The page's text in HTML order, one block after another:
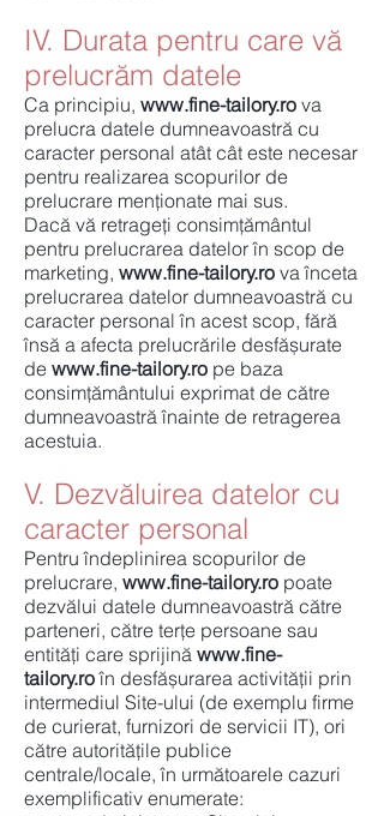
IV. Durata pentru care vă
prelucrăm datele
Ca principiu, www.fine-tailory.ro va
prelucra datele dumneavoastră cu
caracter personal atât cât este necesar
pentru realizarea scopurilor de
prelucrare menționate mai sus.
Dacă vă retrageți consimțământul
pentru prelucrarea datelor în scop de
marketing, www.fine-tailory.ro va înceta
prelucrarea datelor dumneavoastră cu
caracter personal în acest scop, fără
însă a afecta prelucrările desfășurate
de www.fine-tailory.ro pe baza
consimțământului exprimat de către
dumneavoastră înainte de retragerea
acestuia.
V. Dezvăluirea datelor cu
caracter personal
Pentru îndeplinirea scopurilor de
prelucrare, www.fine-tailory.ro poate
dezvălui datele dumneavoastră către
parteneri, către terțe persoane sau
entități care sprijină www.fine-
tailory.ro în desfășurarea activității prin
intermediul Site-ului (de exemplu firme
de curierat, furnizori de servicii IT), ori
către autoritățile publice
centrale/locale, în următoarele cazuri
exemplificativ enumerate: